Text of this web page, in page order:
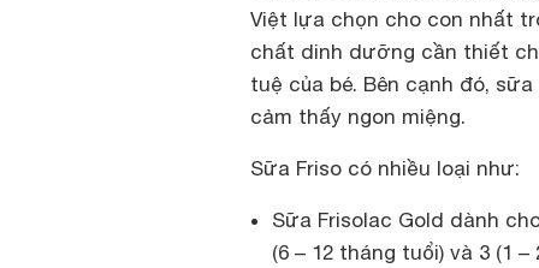
Việt lựa chọn cho con nhất
chất dinh dưỡng cần thiết
tuệ của bé. Bên cạnh đó,
cảm thấy ngon miệng.
Sữa Friso có nhiều loại như:
Sữa Frisolac Gold dành
(6 – 12 tháng tuổi) và 3 (1 –